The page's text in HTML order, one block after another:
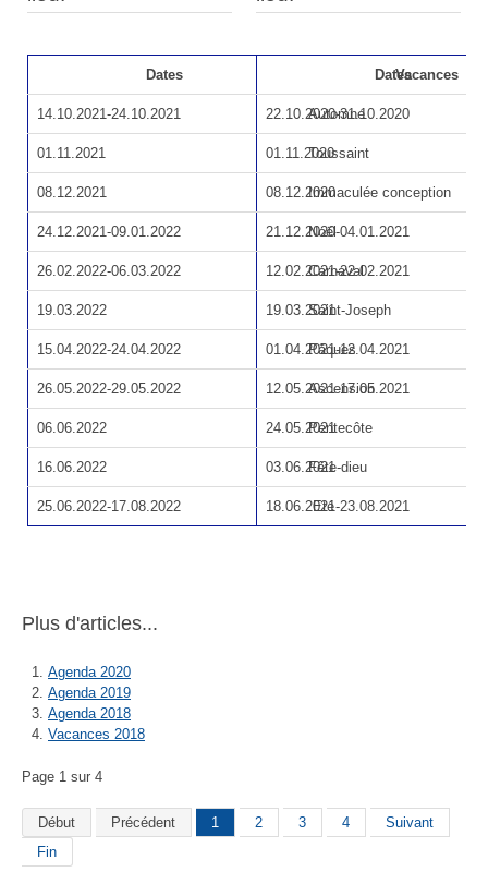
Dates Vacances
14.10.2021-24.10.2021 Automne
01.11.2021 Toussaint
08.12.2021 Immaculée conception
24.12.2021-09.01.2022 Noël
26.02.2022-06.03.2022 Carnaval
19.03.2022 Saint-Joseph
15.04.2022-24.04.2022 Pâques
26.05.2022-29.05.2022 Ascension
06.06.2022 Pentecôte
16.06.2022 Fête-dieu
25.06.2022-17.08.2022 Eté
Dates
22.10.2020-31.10.2020
01.11.2020
08.12.2020
21.12.2020-04.01.2021
12.02.2021-22.02.2021
19.03.2021
01.04.2021-12.04.2021
12.05.2021-17.05.2021
24.05.2021
03.06.2021
18.06.2021-23.08.2021
Plus d'articles...
Agenda 2020
Agenda 2019
Agenda 2018
Vacances 2018
Page 1 sur 4
Début Précédent 1 2 3 4
Suivant
Fin